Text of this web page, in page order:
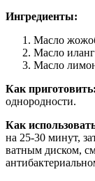
Ингредиенты:
Масло
Масло
Масло
Как приготовить:
однородности.
Как
на 25-30 минут,
ватным диском,